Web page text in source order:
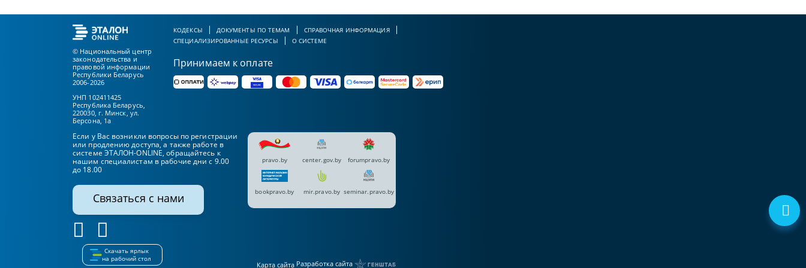
© Национальный центр
законодательства и
правовой информации
Республики Беларусь
2006-2026
УНП 102411425
Республика Беларусь,
220030, г. Минск, ул.
Берсона, 1а
КОДЕКСЫ ДОКУМЕНТЫ ПО ТЕМАМ
СПРАВОЧНАЯ ИНФОРМАЦИЯ
СПЕЦИАЛИЗИРОВАННЫЕ РЕСУРСЫ
О СИСТЕМЕ
Принимаем к оплате
Если у Вас возникли вопросы по регистрации
или продлению доступа, а также работе в
системе ЭТАЛОН-ONLINE, обращайтесь к
нашим специалистам в рабочие дни с 9.00
до 18.00
Связаться с нами
Скачать ярлык
на рабочий стол
pravo.by center.gov.by forumpravo.by
bookpravo.by mir.pravo.by seminar.pravo.by
Карта сайта Разработка сайта